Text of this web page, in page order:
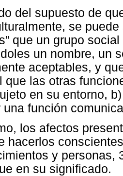
del supuesto de
se
que un grupo
un nombre, un
aceptables, y
que las otras
en su entorno,
una función
los afectos
hacerlos
y personas,
en su significado.